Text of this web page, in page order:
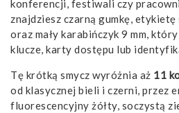
konferencji, festiwali czy
znajdziesz czarną gumkę,
oraz mały karabińczyk 9 mm,
klucze, karty dostępu lub
Tę krótką smycz wyróżnia aż 11
od klasycznej bieli i czerni, przez
fluorescencyjny żółty, soczystą